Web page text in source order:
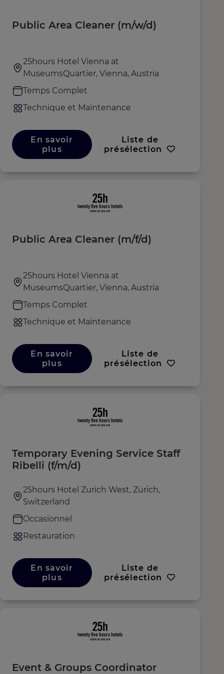
Public Area Cleaner (m/w/d)
25hours Hotel Vienna at
MuseumsQuartier, Vienna, Austria
Temps Complet
Technique et Maintenance
En savoir
plus
Liste de
présélection
Public Area Cleaner (m/f/d)
25hours Hotel Vienna at
MuseumsQuartier, Vienna, Austria
Temps Complet
Technique et Maintenance
En savoir
plus
Liste de
présélection
Temporary Evening Service Staff
Ribelli (f/m/d)
25hours Hotel Zurich West, Zürich,
Switzerland
Occasionnel
Restauration
En savoir
plus
Liste de
présélection
Event & Groups Coordinator